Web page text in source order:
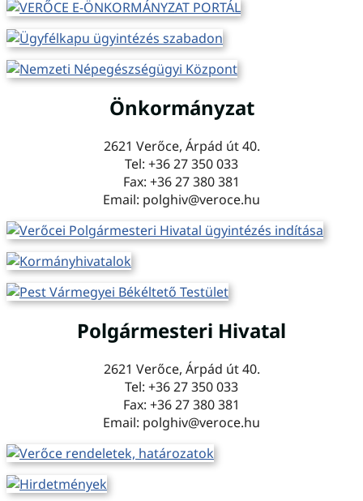
Önkormányzat
2621 Verőce, Árpád út 40.
Tel: +36 27 350 033
Fax: +36 27 380 381
Email: polghiv@veroce.hu
Polgármesteri Hivatal
2621 Verőce, Árpád út 40.
Tel: +36 27 350 033
Fax: +36 27 380 381
Email: polghiv@veroce.hu